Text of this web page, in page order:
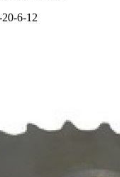
6-12